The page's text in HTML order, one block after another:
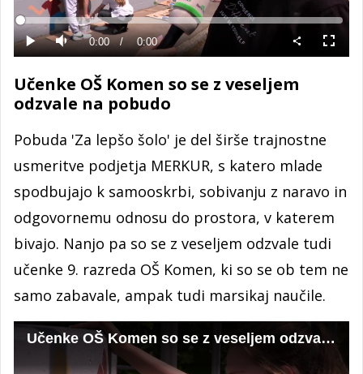
Predvajaj
Predvajaj
Tiho Current
Time
0:00 / Duration
0:00
Loaded:
0%
način
Učenke OŠ Komen so se z veseljem
odzvale na pobudo
Pobuda 'Za lepšo šolo' je del širše trajnostne
usmeritve podjetja MERKUR, s katero mlade
spodbujajo k samooskrbi, sobivanju z naravo in
odgovornemu odnosu do prostora, v katerem
bivajo. Nanjo pa so se z veseljem odzvale tudi
učenke 9. razreda OŠ Komen, ki so se ob tem ne
samo zabavale, ampak tudi marsikaj naučile.
Učenke OŠ Komen so se z veseljem odzvale na pobudo